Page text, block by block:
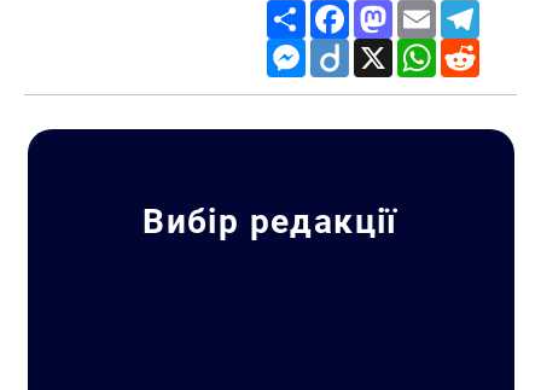
Share FacebookMastodon
Email
Messenger
Diigo X WhatsApp
Вибір редакції